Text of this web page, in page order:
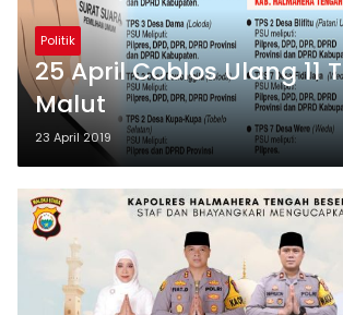
Politik
25 April Coblos Ulang 11
Malut
23 April 2019